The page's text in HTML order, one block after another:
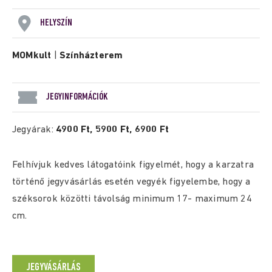
HELYSZÍN
MOMkult |Színházterem
JEGYINFORMÁCIÓK
Jegyárak: 4900 Ft, 5900 Ft, 6900 Ft
Felhívjuk kedves látogatóink figyelmét, hogy a karzatra
történő jegyvásárlás esetén vegyék figyelembe, hogy a
széksorok közötti távolság minimum 17- maximum 24
cm.
JEGYVÁSÁRLÁS